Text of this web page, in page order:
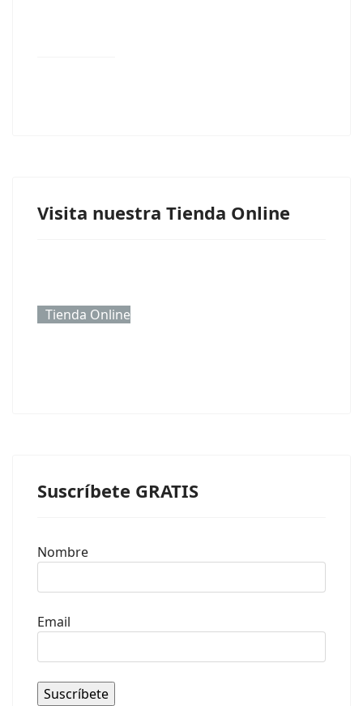
Visita nuestra Tienda Online
Tienda Online
Suscríbete GRATIS
Nombre
Email